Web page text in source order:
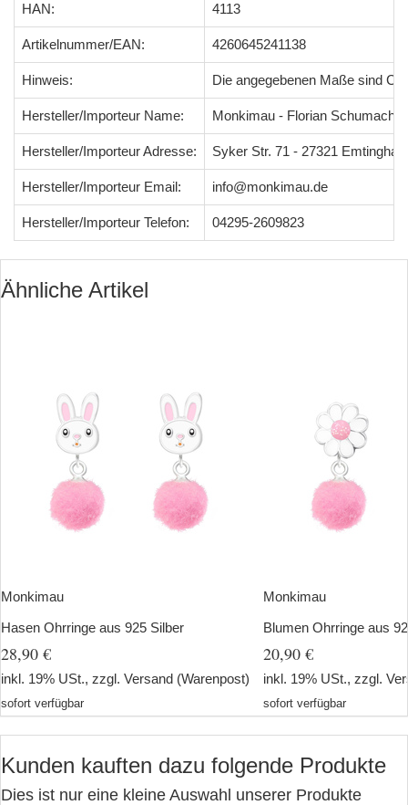
HAN: 4113
Artikelnummer/EAN: 4260645241138
Hinweis: Die angegebenen Maße sind
Hersteller/Importeur Name: Monkimau - Florian Schumacher
Hersteller/Importeur Adresse: Syker Str. 71 - 27321
Hersteller/Importeur Email: info@monkimau.de
Hersteller/Importeur Telefon: 04295-2609823
Ähnliche Artikel
Monkimau
Hasen Ohrringe aus 925 Silber
28,90 €
inkl. 19% USt., zzgl. Versand (Warenpost)
sofort verfügbar
Monkimau
Blumen Ohrringe aus
20,90 €
inkl. 19% USt., zzgl.
sofort verfügbar
Kunden kauften dazu folgende Produkte
Dies ist nur eine kleine Auswahl unserer Produkte